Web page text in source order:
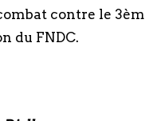
contre le
du FNDC.